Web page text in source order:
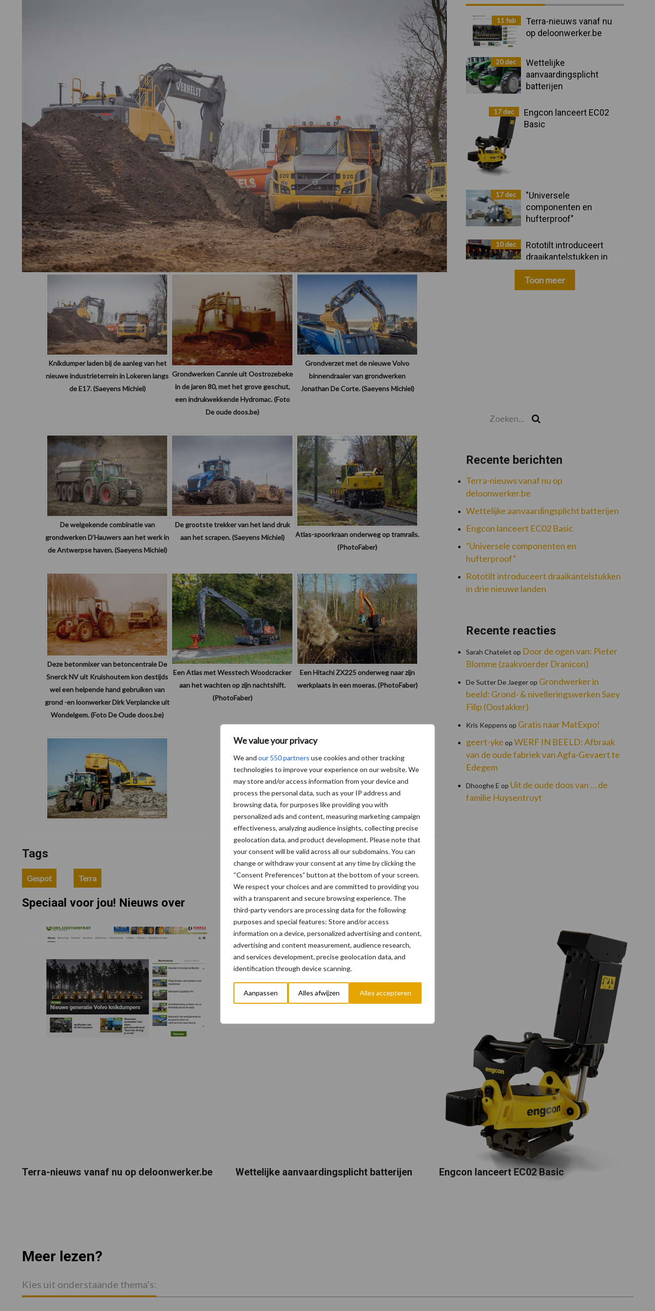
We value your privacy
We and our 550 partners use cookies and other tracking
technologies to improve your experience on our website. We
may store and/or access information from your device and
process the personal data, such as your IP address and
browsing data, for purposes like providing you with
personalized ads and content, measuring marketing campaign
effectiveness, analyzing audience insights, collecting precise
geolocation data, and product development. Please note that
your consent will be valid across all our subdomains. You can
change or withdraw your consent at any time by clicking the
“Consent Preferences” button at the bottom of your screen.
We respect your choices and are committed to providing you
with a transparent and secure browsing experience. The
third-party vendors are processing data for the following
purposes and special features: Store and/or access
information on a device, personalized advertising and content,
advertising and content measurement, audience research,
and services development, precise geolocation data, and
identification through device scanning.
Aanpassen Alles afwijzen Alles accepteren
Knikdumper laden bij de aanleg van het
nieuwe industrieterrein in Lokeren langs
de E17. (Saeyens Michiel)
Grondwerken Cannie uit Oostrozebeke
in de jaren 80, met het grove geschut,
een indrukwekkende Hydromac. (Foto
De oude doos.be)
Grondverzet met de nieuwe Volvo
binnendraaier van grondwerken
Jonathan De Corte. (Saeyens Michiel)
De welgekende combinatie van
grondwerken D’Hauwers aan het werk in
de Antwerpse haven. (Saeyens Michiel)
De grootste trekker van het land druk
aan het scrapen. (Saeyens Michiel)
Atlas-spoorkraan onderweg op tramrails.
(PhotoFaber)
Deze betonmixer van betoncentrale De
Snerck NV uit Kruishoutem kon destijds
wel een helpende hand gebruiken van
grond -en loonwerker Dirk Verplancke uit
Wondelgem. (Foto De Oude doos.be)
Een Atlas met Wesstech Woodcracker
aan het wachten op zijn nachtshift.
(PhotoFaber)
Een Hitachi ZX225 onderweg naar zijn
werkplaats in een moeras. (PhotoFaber)
Tags
Gespot Terra
Sidebar11 feb
Terra-nieuws vanaf nu
op deloonwerker.be
20 dec
Wettelijke
aanvaardingsplicht
batterijen
17 dec
Engcon lanceert EC02
Basic
17 dec
"Universele
componenten en
hufterproof"
10 dec
Rototilt introduceert
draaikantelstukken in
drie nieuwe landen
Toon meer
Recente berichten
Terra-nieuws vanaf nu op
deloonwerker.be
Wettelijke aanvaardingsplicht batterijen
Engcon lanceert EC02 Basic
“Universele componenten en
hufterproof”
Rototilt introduceert draaikantelstukken
in drie nieuwe landen
Recente reacties
Sarah Chatelet op Door de ogen van: Pieter
Blomme (zaakvoerder Dranicon)
De Sutter De Jaegerop Grondwerker in
beeld: Grond- & nivelleringswerken Saey
Filip (Oostakker)
Kris Keppens op Gratis naar MatExpo!
geert-yke op WERF IN BEELD: Afbraak
van de oude fabriek van Agfa-Gevaert te
Edegem
Dhooghe E op Uit de oude doos van … de
familie Huysentruyt
Speciaal voor jou! Nieuws over
Terra-nieuws vanaf nu op deloonwerker.be Wettelijke aanvaardingsplicht batterijen Engcon lanceert EC02 Basic
Meer lezen?
Kies uit onderstaande thema's: